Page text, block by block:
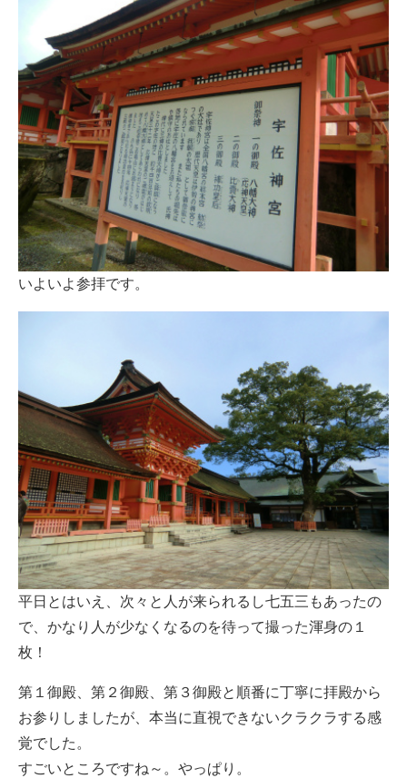
いよいよ参拝です。
平日とはいえ、次々と人が来られるし七五三もあったの
で、かなり人が少なくなるのを待って撮った渾身の１
枚！
第１御殿、第２御殿、第３御殿と順番に丁寧に拝殿から
お参りしましたが、本当に直視できないクラクラする感
覚でした。
すごいところですね～。やっぱり。